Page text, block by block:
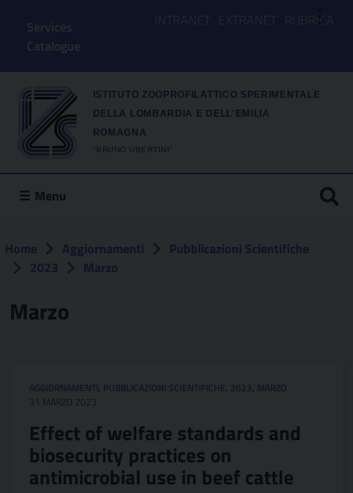
⋮
Services
Catalogue
INTRANET EXTRANET RUBRICA
ISTITUTO ZOOPROFILATTICO SPERIMENTALE
DELLA LOMBARDIA E DELL'EMILIA
ROMAGNA
"BRUNO UBERTINI"
Menu
Home Aggiornamenti
Pubblicazioni Scientifiche
2023
Marzo
Marzo
AGGIORNAMENTI, PUBBLICAZIONI SCIENTIFICHE, 2023, MARZO
31 MARZO 2023
Effect of welfare standards and
biosecurity practices on
antimicrobial use in beef cattle